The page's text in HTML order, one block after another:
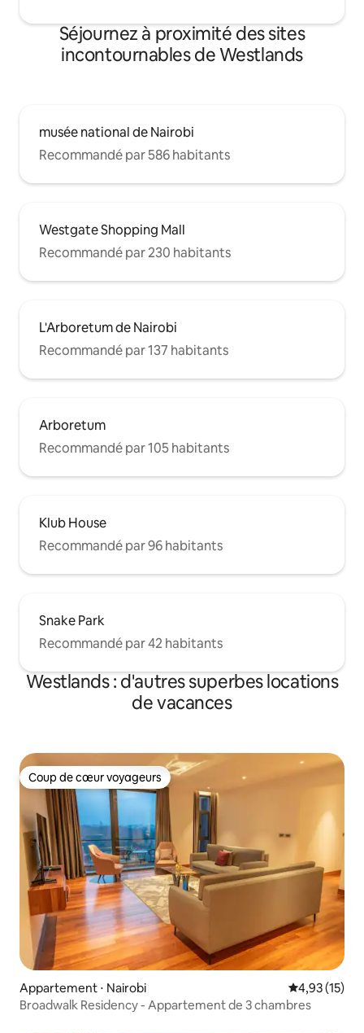
Séjournez à proximité des sites
incontournables de Westlands
musée national de Nairobi
Recommandé par 586 habitants
Westgate Shopping Mall
Recommandé par 230 habitants
L'Arboretum de Nairobi
Recommandé par 137 habitants
Arboretum
Recommandé par 105 habitants
Klub House
Recommandé par 96 habitants
Snake Park
Recommandé par 42 habitants
Westlands : d'autres superbes locations
de vacances
Coup de cœur voyageurs
Coup de cœur voyageurs
Appartement ⋅ Nairobi Évaluation
4,93 (15)
Broadwalk Residency - Appartement de 3 chambres